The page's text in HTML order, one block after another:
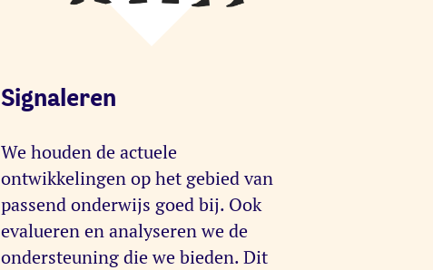
Signaleren
We houden de actuele
ontwikkelingen op het gebied van
passend onderwijs goed bij. Ook
evalueren en analyseren we de
ondersteuning die we bieden. Dit